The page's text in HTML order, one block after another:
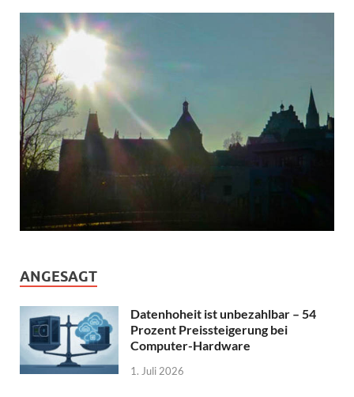
ANGESAGT
Datenhoheit ist unbezahlbar – 54
Prozent Preissteigerung bei
Computer-Hardware
1. Juli 2026